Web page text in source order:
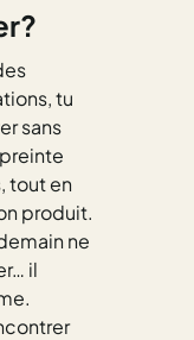
tu
sans
tout en
produit.
ne
il